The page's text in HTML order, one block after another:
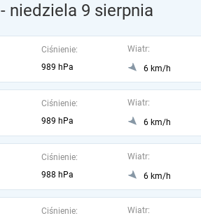
- niedziela 9 sierpnia
Ciśnienie:
989 hPa
Wiatr:
6 km/h
Ciśnienie:
989 hPa
Wiatr:
6 km/h
Ciśnienie:
988 hPa
Wiatr:
6 km/h
Ciśnienie:
Wiatr: